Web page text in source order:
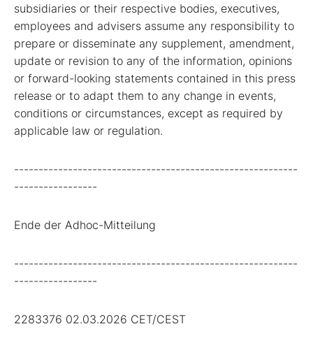
subsidiaries or their respective bodies, executives,
employees and advisers assume any responsibility to
prepare or disseminate any supplement, amendment,
update or revision to any of the information, opinions
or forward-looking statements contained in this press
release or to adapt them to any change in events,
conditions or circumstances, except as required by
applicable law or regulation.
----------------------------------------------------------
-----------------
Ende der Adhoc-Mitteilung
----------------------------------------------------------
-----------------
2283376 02.03.2026 CET/CEST